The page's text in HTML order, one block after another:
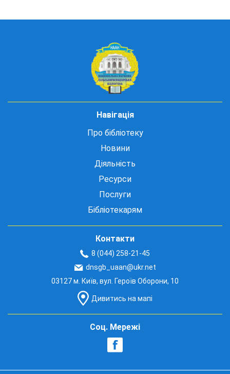
Навігація
Про бібліотеку
Новини
Діяльність
Ресурси
Послуги
Бібліотекарям
Контакти
8 (044) 258-21-45
dnsgb_uaan@ukr.net
03127 м. Київ, вул. Героїв Оборони, 10
Дивитись на мапі
Соц. Мережі